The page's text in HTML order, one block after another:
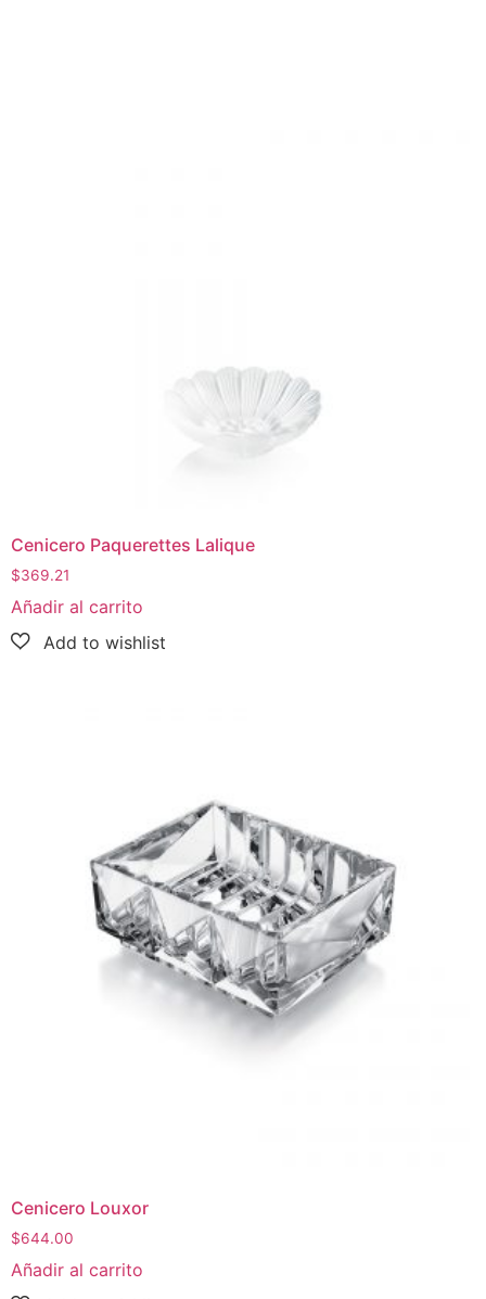
Cenicero Paquerettes Lalique
$369.21
Añadir al carrito
Cenicero Louxor
$644.00
Añadir al carrito